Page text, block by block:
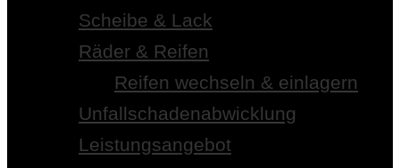
Scheibe & Lack
Räder & Reifen
Reifen wechseln & einlagern
Unfallschadenabwicklung
Leistungsangebot